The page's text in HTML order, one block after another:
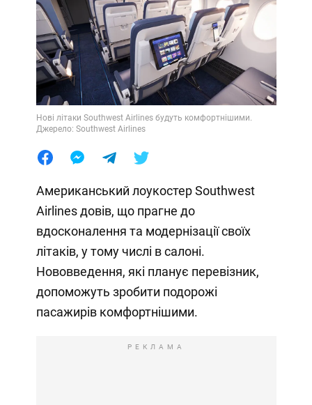
Життя
Лайфхаки
Нові літаки Southwest Airlines будуть комфортнішими.
Джерело: Southwest Airlines
Американський лоукостер Southwest
Airlines довів, що прагне до
вдосконалення та модернізації своїх
літаків, у тому числі в салоні.
Нововведення, які планує перевізник,
допоможуть зробити подорожі
пасажирів комфортнішими.
РЕКЛАМА